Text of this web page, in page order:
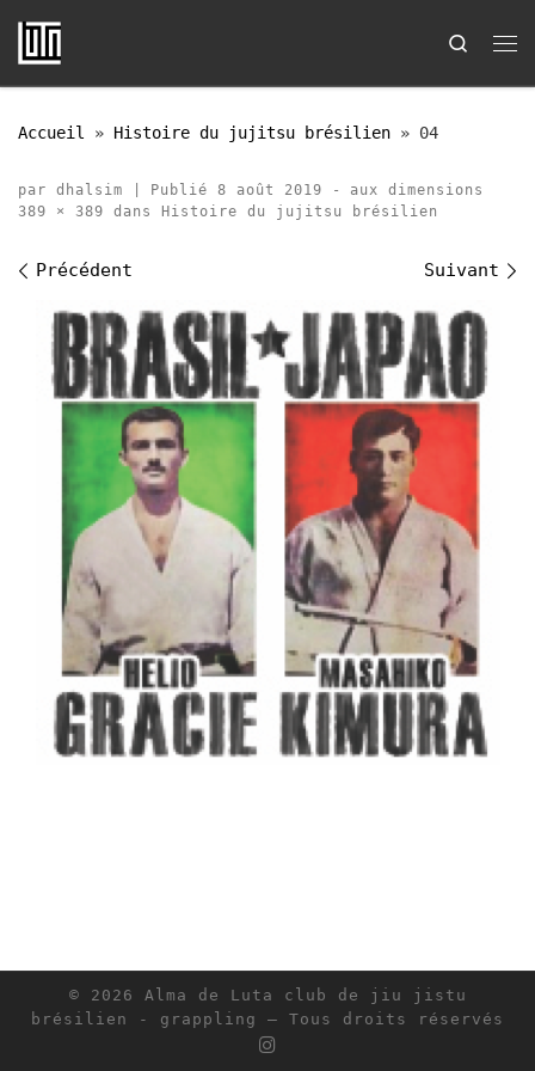
Passer au contenu
Search
Accueil » Histoire du jujitsu brésilien » 04
par dhalsim Publié8 août 2019 -
aux dimensions
389 × 389
dans Histoire du jujitsu brésilien
Navigation des images
Précédent Suivant
© 2026 Alma de Luta club de jiu jistu
brésilien - grappling
– Tous droits réservés